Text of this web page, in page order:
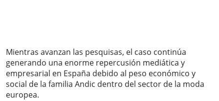
Mientras avanzan las pesquisas, el caso continúa
generando una enorme repercusión mediática y
empresarial en España debido al peso económico y
social de la familia Andic dentro del sector de la moda
europea.